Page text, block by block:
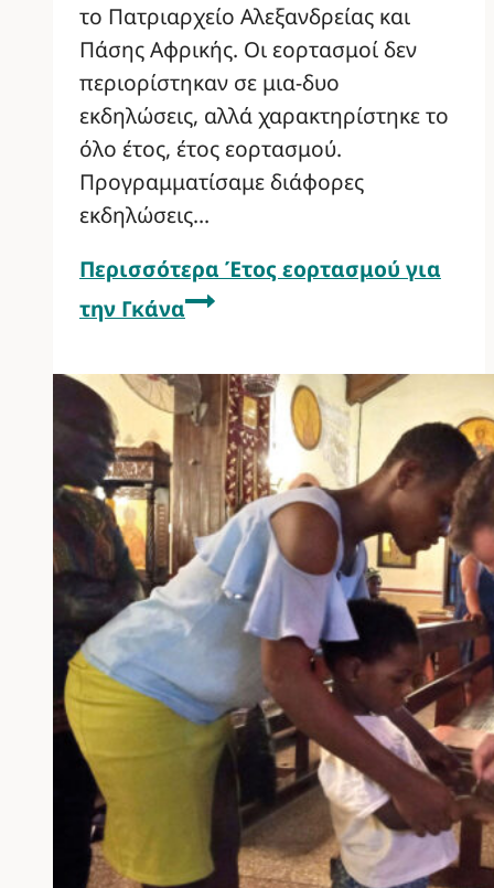
το Πατριαρχείο Αλεξανδρείας και
Πάσης Αφρικής. Οι εορτασμοί δεν
περιορίστηκαν σε μια-δυο
εκδηλώσεις, αλλά χαρακτηρίστηκε το
όλο έτος, έτος εορτασμού.
Προγραμματίσαμε διάφορες
εκδηλώσεις…
Περισσότερα Έτος εορτασμού για
την Γκάνα